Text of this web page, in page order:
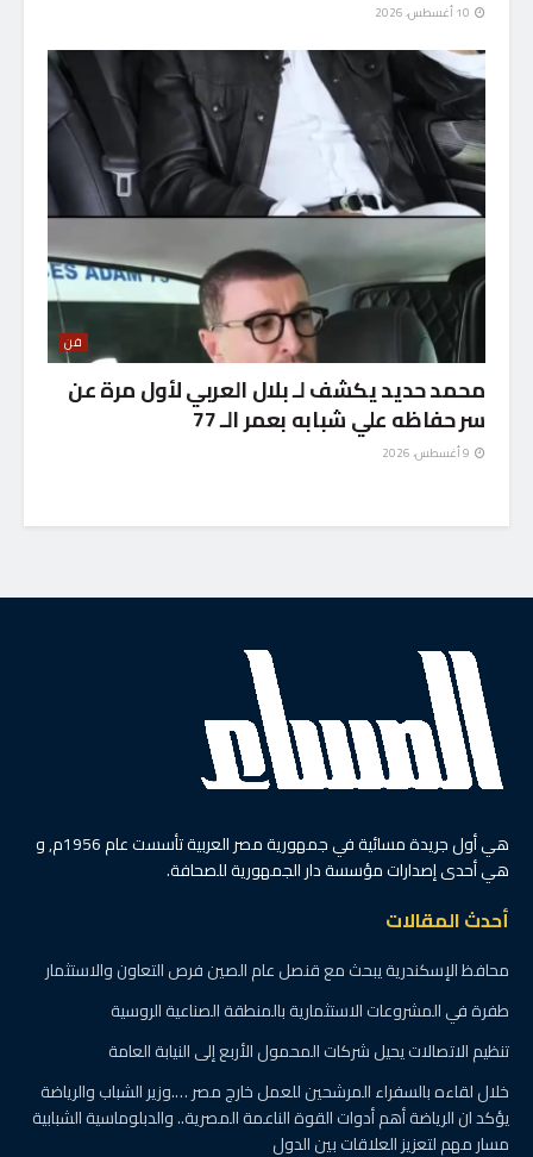
فن
محمد حديد يكشف لـ بلال العربي لأول مرة عن
سر حفاظه علي شبابه بعمر الـ 77
هي أول جريدة مسائية في جمهورية مصر العربية تأسست عام 1956م, و
هي أحدى إصدارات مؤسسة دار الجمهورية للصحافة.
أحدث المقالات
محافظ الإسكندرية يبحث مع قنصل عام الصين فرص التعاون والاستثمار
طفرة في المشروعات الاستثمارية بالمنطقة الصناعية الروسية
تنظيم الاتصالات يحيل شركات المحمول الأربع إلى النيابة العامة
خلال لقاءه بالسفراء المرشحين للعمل خارج مصر ….وزير الشباب والرياضة
يؤكد ان الرياضة أهم أدوات القوة الناعمة المصرية.. والدبلوماسية الشبابية
مسار مهم لتعزيز العلاقات بين الدول